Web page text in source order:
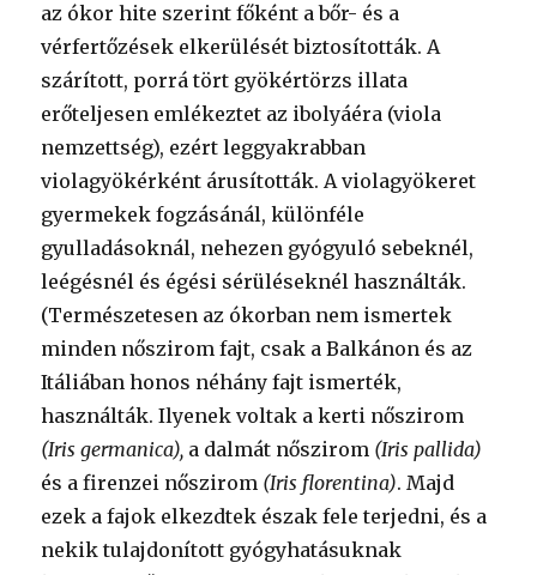
az ókor hite szerint főként a bőr- és a
vérfertőzések elkerülését biztosították. A
szárított, porrá tört gyökértörzs illata
erőteljesen emlékeztet az ibolyáéra (viola
nemzettség), ezért leggyakrabban
violagyökérként árusították. A violagyökeret
gyermekek fogzásánál, különféle
gyulladásoknál, nehezen gyógyuló sebeknél,
leégésnél és égési sérüléseknél használták.
(Természetesen az ókorban nem ismertek
minden nőszirom fajt, csak a Balkánon és az
Itáliában honos néhány fajt ismerték,
használták. Ilyenek voltak a kerti nőszirom
(Iris germanica), a dalmát nőszirom (Iris pallida)
és a firenzei nőszirom (Iris florentina). Majd
ezek a fajok elkezdtek észak fele terjedni, és a
nekik tulajdonított gyógyhatásuknak